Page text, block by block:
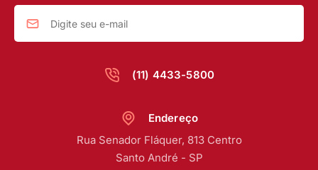
(11) 4433-5800
Endereço
Rua Senador Fláquer, 813 Centro
Santo André - SP